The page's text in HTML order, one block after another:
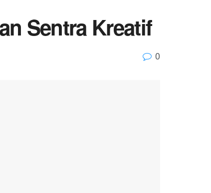
Sentra Kreatif
0